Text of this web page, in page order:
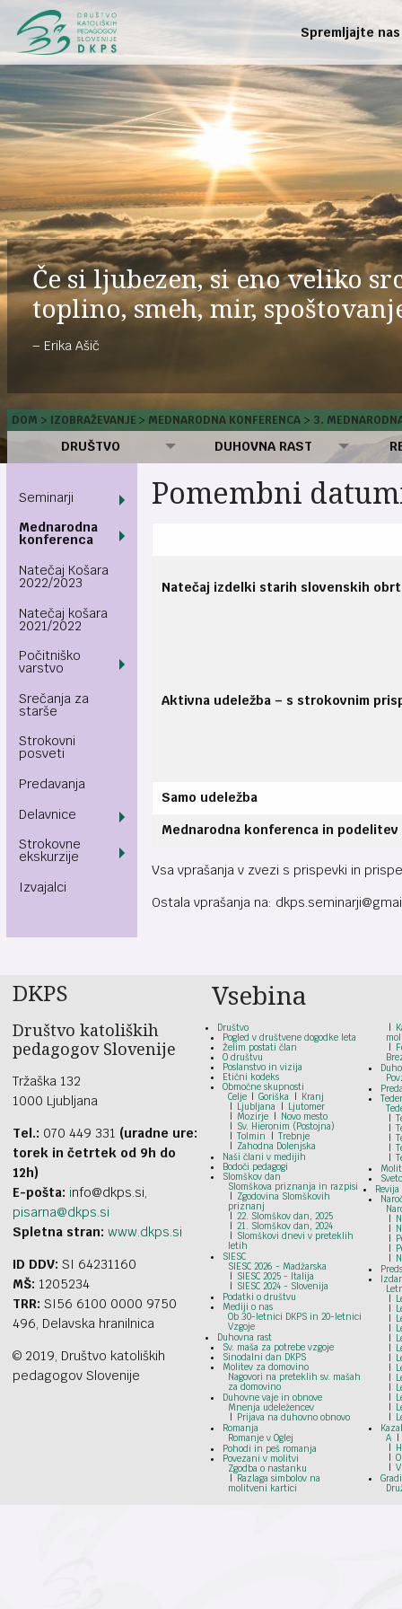
Spremljajte nas
Če si ljubezen, si eno veliko
toplino, smeh, mir,
Erika Ašič
DOM IZOBRAŽEVANJE MEDNARODNA KONFERENCA 3.
DRUŠTVO DUHOVNA RAST
Seminarji
Mednarodna
konferenca
Natečaj Košara
2022/2023
Natečaj košara
2021/2022
Počitniško
varstvo
Srečanja za
starše
Strokovni
posveti
Predavanja
Delavnice
Strokovne
ekskurzije
Izvajalci
Pomembni
Natečaj izdelki starih slovenskih
Aktivna udeležba – s strokovnim
Samo udeležba
Mednarodna konferenca in podelitev
Vsa vprašanja v zvezi s prispevki in
Ostala vprašanja na:
DKPS
Društvo katoliških
pedagogov Slovenije
Tržaška 132
1000 Ljubljana
Tel.: 070 449 331 (uradne ure:
torek in četrtek od 9h do
12h)
E-pošta: info@dkps.si,
pisarna@dkps.si
Spletna stran: www.dkps.si
ID DDV: SI 64231160
MŠ: 1205234
TRR: SI56 6100 0000 9750
496, Delavska hranilnica
© 2019, Društvo katoliških
pedagogov Slovenije
Vsebina
Društvo
Pogled v društvene dogodke leta
Želim postati član
O društvu
Poslanstvo in vizija
Etični kodeks
Območne skupnosti
Celje
Goriška
Kranj
Ljubljana
Ljutomer
Mozirje
Novo mesto
Sv. Hieronim (Postojna)
Tolmin
Trebnje
Zahodna Dolenjska
Naši člani v medijih
Bodoči pedagogi
Slomškov dan
Slomškova priznanja in razpisi
Zgodovina Slomškovih
priznanj
22. Slomškov dan, 2025
21. Slomškov dan, 2024
Slomškovi dnevi v preteklih
letih
SIESC
SIESC 2026 - Madžarska
SIESC 2025 - Italija
SIESC 2024 - Slovenija
Podatki o društvu
Mediji o nas
Ob 30-letnici DKPS in 20-letnici
Vzgoje
Duhovna rast
Sv. maša za potrebe vzgoje
Sinodalni dan DKPS
Molitev za domovino
Nagovori na preteklih sv. mašah
za domovino
Duhovne vaje in obnove
Mnenja udeležencev
Prijava na duhovno obnovo
Romanja
Romanje v Oglej
Pohodi in peš romanja
Povezani v molitvi
Zgodba o nastanku
Razlaga simbolov na
molitveni kartici
A
H
O
V